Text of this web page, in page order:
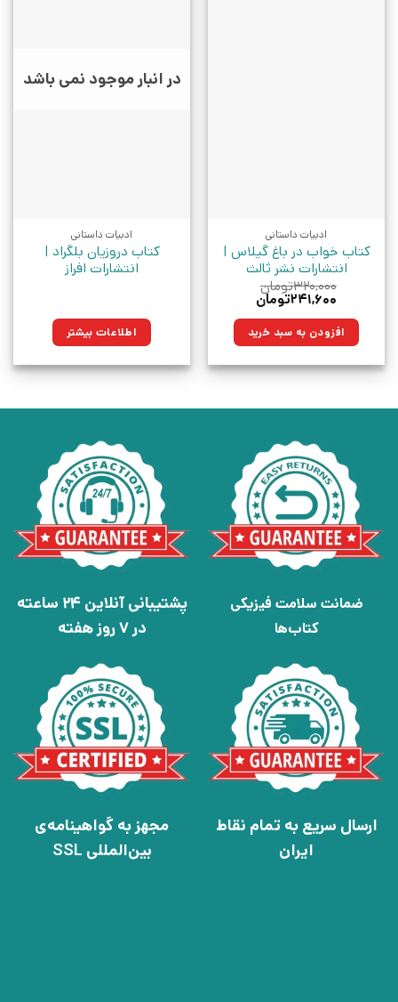
ادبیات داستانی
کتاب خواب در باغ گیلاس |
انتشارات نشر ثالث
۳۲۰,۰۰۰تومان
قیمت
۳۲۰,۰۰۰تومان
بود.
۲۴۱,۶۰۰تومان
۲۴۱,۶۰۰تومان.افزودن به سبد خرید
در انبار موجود نمی باشد
ادبیات داستانی
کتاب دروزیان بلگراد |
انتشارات افراز
اطلاعات بیشتر
ضمانت سلامت فیزیکی
کتاب‌ها
پشتیبانی آنلاین 24 ساعته
در 7 روز هفته
ارسال سریع به تمام نقاط
ایران
مجهز به گواهینامه‌ی
بین‌المللی SSL